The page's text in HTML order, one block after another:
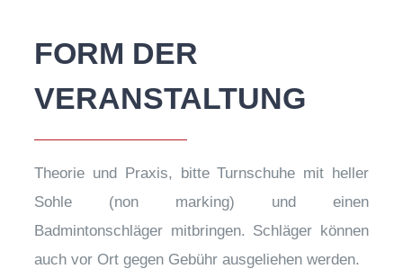
FORM DER
VERANSTALTUNG
Theorie und Praxis, bitte Turnschuhe mit heller
Sohle (non marking) und einen
Badmintonschläger mitbringen. Schläger können
auch vor Ort gegen Gebühr ausgeliehen werden.